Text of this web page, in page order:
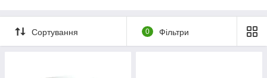
Сортування 0 Фільтри